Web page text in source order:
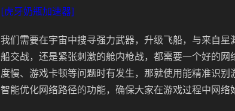
[虎牙奶瓶加速器]
我们需要在宇宙中搜寻强力武器，升级飞船，与来自
船交战，还是紧张刺激的舱内枪战，都需要一个好的
度慢、游戏卡顿等问题时有发生，那就使用能精准识别
智能优化网络路径的功能，确保大家在游戏过程中网络